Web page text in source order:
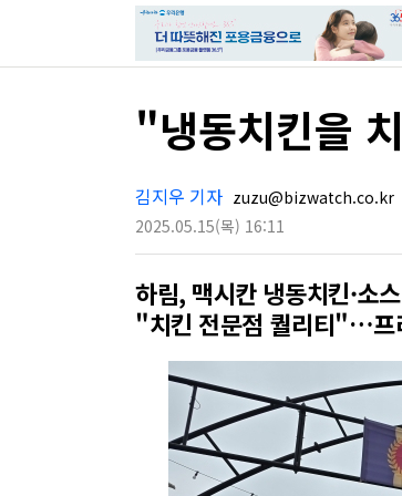
"냉동치킨을
김지우 기자 zuzu@bizwatch.co.kr
2025.05.15(목) 16:11
하림, 맥시칸 냉동치킨·소
"치킨 전문점 퀄리티"…프